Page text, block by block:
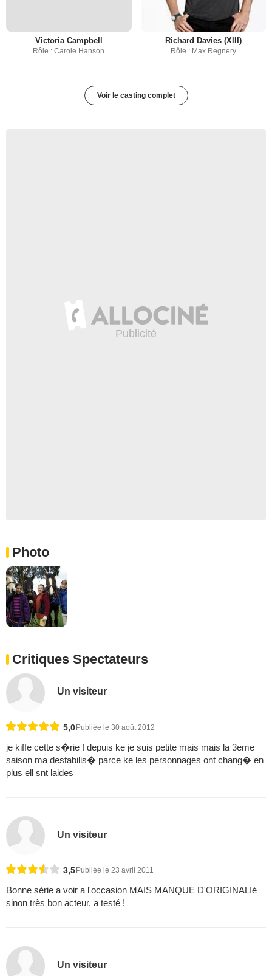
Victoria Campbell
Rôle : Carole Hanson
Richard Davies (XIII)
Rôle : Max Regnery
Voir le casting complet
Photo
Critiques Spectateurs
Un visiteur
5,0 Publiée le 30 août 2012
je kiffe cette s�rie ! depuis ke je suis petite mais mais la 3eme
saison ma destabilis� parce ke les personnages ont chang� en
plus ell snt laides
Un visiteur
3,5 Publiée le 23 avril 2011
Bonne série a voir a l'occasion MAIS MANQUE D'ORIGINALIé
sinon très bon acteur, a testé !
Un visiteur